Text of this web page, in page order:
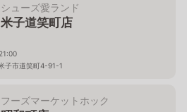
シューズ愛ランド
米子道笑町店
子市道笑町4-91-1
フーズマーケットホック